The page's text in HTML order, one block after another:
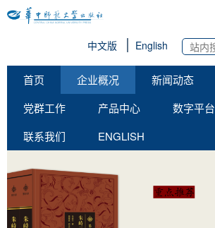
中文版 English
首页 企业概况 新闻动态
党群工作
产品中心 数字平台
联系我们
ENGLISH